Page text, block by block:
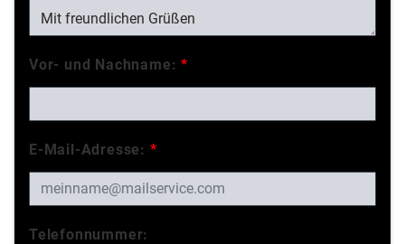
Vor- und Nachname:*
E-Mail-Adresse: *
Telefonnummer: